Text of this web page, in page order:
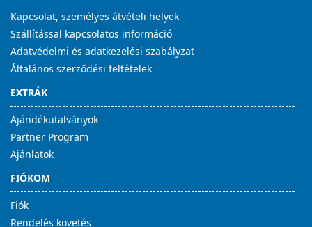
Kapcsolat, személyes átvételi helyek
Szállítással kapcsolatos információ
Adatvédelmi és adatkezelési szabályzat
Általános szerződési feltételek
EXTRÁK
Ajándékutalványok
Partner Program
Ajánlatok
FIÓKOM
Fiók
Rendelés követés